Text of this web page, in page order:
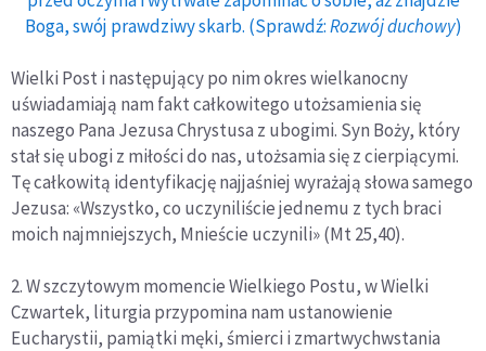
Boga, swój prawdziwy skarb. (Sprawdź:Rozwój duchowy)
Wielki Post i następujący po nim okres wielkanocny
uświadamiają nam fakt całkowitego utożsamienia się
naszego Pana Jezusa Chrystusa z ubogimi. Syn Boży, który
stał się ubogi z miłości do nas, utożsamia się z cierpiącymi.
Tę całkowitą identyfikację najjaśniej wyrażają słowa samego
Jezusa: «Wszystko, co uczyniliście jednemu z tych braci
moich najmniejszych, Mnieście uczynili» (Mt 25,40).
2. W szczytowym momencie Wielkiego Postu, w Wielki
Czwartek, liturgia przypomina nam ustanowienie
Eucharystii, pamiątki męki, śmierci i zmartwychwstania